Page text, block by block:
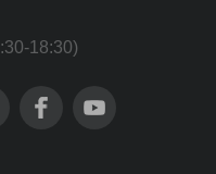
18:30)